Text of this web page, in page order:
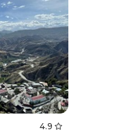
4.9